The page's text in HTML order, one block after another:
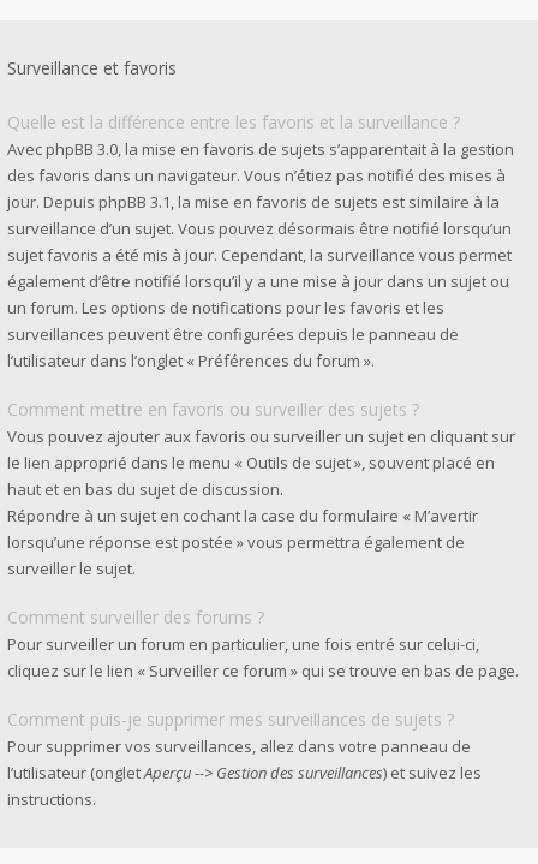
Surveillance et favoris
Quelle est la différence entre les favoris et la surveillance ?
Avec phpBB 3.0, la mise en favoris de sujets s’apparentait à la gestion
des favoris dans un navigateur. Vous n’étiez pas notifié des mises à
jour. Depuis phpBB 3.1, la mise en favoris de sujets est similaire à la
surveillance d’un sujet. Vous pouvez désormais être notifié lorsqu’un
sujet favoris a été mis à jour. Cependant, la surveillance vous permet
également d’être notifié lorsqu’il y a une mise à jour dans un sujet ou
un forum. Les options de notifications pour les favoris et les
surveillances peuvent être configurées depuis le panneau de
l’utilisateur dans l’onglet « Préférences du forum ».
Comment mettre en favoris ou surveiller des sujets ?
Vous pouvez ajouter aux favoris ou surveiller un sujet en cliquant sur
le lien approprié dans le menu « Outils de sujet », souvent placé en
haut et en bas du sujet de discussion.
Répondre à un sujet en cochant la case du formulaire « M’avertir
lorsqu’une réponse est postée » vous permettra également de
surveiller le sujet.
Comment surveiller des forums ?
Pour surveiller un forum en particulier, une fois entré sur celui-ci,
cliquez sur le lien « Surveiller ce forum » qui se trouve en bas de page.
Comment puis-je supprimer mes surveillances de sujets ?
Pour supprimer vos surveillances, allez dans votre panneau de
l’utilisateur (ongletAperçu --> Gestion des surveillances) et suivez les
instructions.